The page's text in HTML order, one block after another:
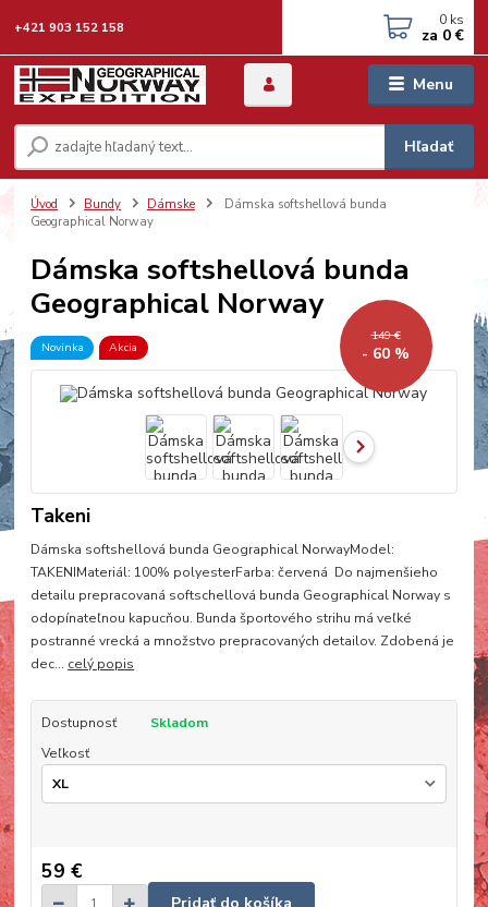
Menu
Hľadať
+421 903 152 158 0 ks
za 0 €
Úvod Bundy Dámske
Dámska softshellová bunda
Geographical Norway
Dámska softshellová bunda
Geographical Norway
Novinka Akcia
149 €
- 60 %
Takeni
Dámska softshellová bunda Geographical NorwayModel:
TAKENIMateriál: 100% polyesterFarba: červená Do najmenšieho
detailu prepracovaná softschellová bunda Geographical Norway s
odopínateľnou kapucňou. Bunda športového strihu má veľké
postranné vrecká a množstvo prepracovaných detailov. Zdobená je
dec... celý popis
Dostupnosť
Skladom
Veľkosť
59 €